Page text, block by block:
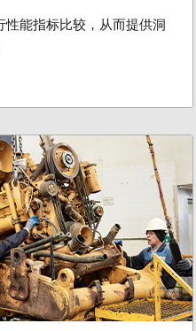
性能指标比较，从而提供洞